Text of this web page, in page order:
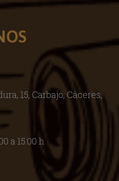
15, Carbajo, Cáceres,
a 15:00 h